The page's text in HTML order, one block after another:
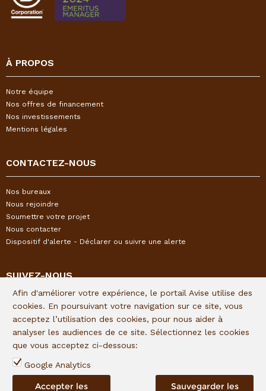
À PROPOS
Notre équipe
Nos offres de financement
Nos investissements
Mentions légales
CONTACTEZ-NOUS
Nos bureaux
Nous rejoindre
Soumettre votre projet
Nous contacter
Dispositif d'alerte - Déclarer ou suivre une alerte
SUIVEZ-NOUS
Restez informés de l'actualité I&P en vous inscrivant à notre
newsletter trimestrielle :
Lien d'inscription
Suivez I&P sur les réseaux sociaux :
Afin d'améliorer votre expérience, le portail Avise utilise des
cookies. En poursuivant votre navigation sur ce site, vous
acceptez l’utilisation des cookies, pour nous aider à
analyser les audiences de ce site. Sélectionnez les cookies
que vous acceptez ci-dessous:
Google Analytics
Sauvegarder les
Accepter les